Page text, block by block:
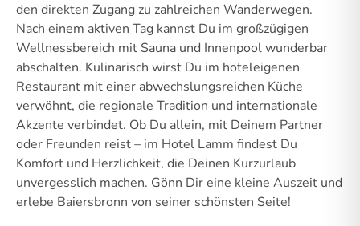
den direkten Zugang zu zahlreichen Wanderwegen.
Nach einem aktiven Tag kannst Du im großzügigen
Wellnessbereich mit Sauna und Innenpool wunderbar
abschalten. Kulinarisch wirst Du im hoteleigenen
Restaurant mit einer abwechslungsreichen Küche
verwöhnt, die regionale Tradition und internationale
Akzente verbindet. Ob Du allein, mit Deinem Partner
oder Freunden reist – im Hotel Lamm findest Du
Komfort und Herzlichkeit, die Deinen Kurzurlaub
unvergesslich machen. Gönn Dir eine kleine Auszeit und
erlebe Baiersbronn von seiner schönsten Seite!